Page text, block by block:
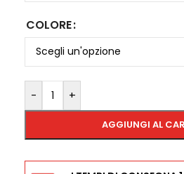
COLORE
- +
AGGIUNGI AL